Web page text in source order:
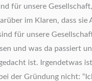
für unsere
im Klaren, dass
für unsere
und was da passiert
ist. Irgendetwas
der Gründung nicht: